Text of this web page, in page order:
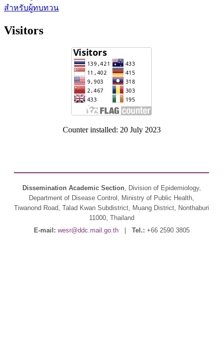
สำหรับผู้ทบทวน
Visitors
Counter installed: 20 July 2023
Dissemination Academic Section, Division of Epidemiology,
Department of Disease Control, Ministry of Public Health,
Tiwanond Road, Talad Kwan Subdistrict, Muang District, Nonthaburi
11000, Thailand
E-mail: wesr@ddc.mail.go.th| Tel.: +66 2590 3805